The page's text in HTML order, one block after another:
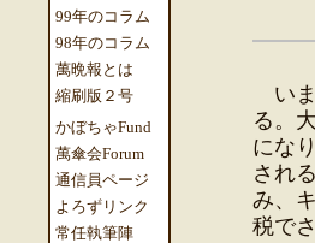
99年のコラム
98年のコラム
萬晩報とは
縮刷版２号
かぼちゃFund
萬傘会Forum
通信員ページ
よろずリンク
常任執筆陣
いま
る。
にな
され
み、
税で